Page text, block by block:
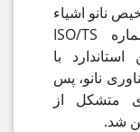
نانو اشیاء
رهایش یافته از ماسکها به شماره ISO/TS
استاندارد با
نانو، پس
متشکل از
شد.